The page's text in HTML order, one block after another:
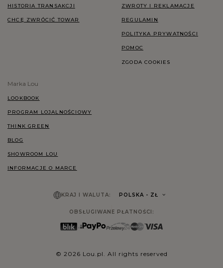
HISTORIA TRANSAKCJI
CHCĘ ZWRÓCIĆ TOWAR
ZWROTY I REKLAMACJE
REGULAMIN
POLITYKA PRYWATNOŚCI
POMOC
ZGODA COOKIES
Marka Lou
LOOKBOOK
PROGRAM LOJALNOŚCIOWY
THINK GREEN
BLOG
SHOWROOM LOU
INFORMACJE O MARCE
KRAJ I WALUTA: POLSKA - ZŁ
OBSŁUGIWANE PŁATNOŚCI:
© 2026 Lou.pl. All rights reserved